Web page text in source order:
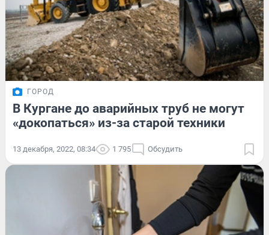
ГОРОД
В Кургане до аварийных труб не могут
«докопаться» из-за старой техники
13 декабря, 2022, 08:34 1 795 Обсудить